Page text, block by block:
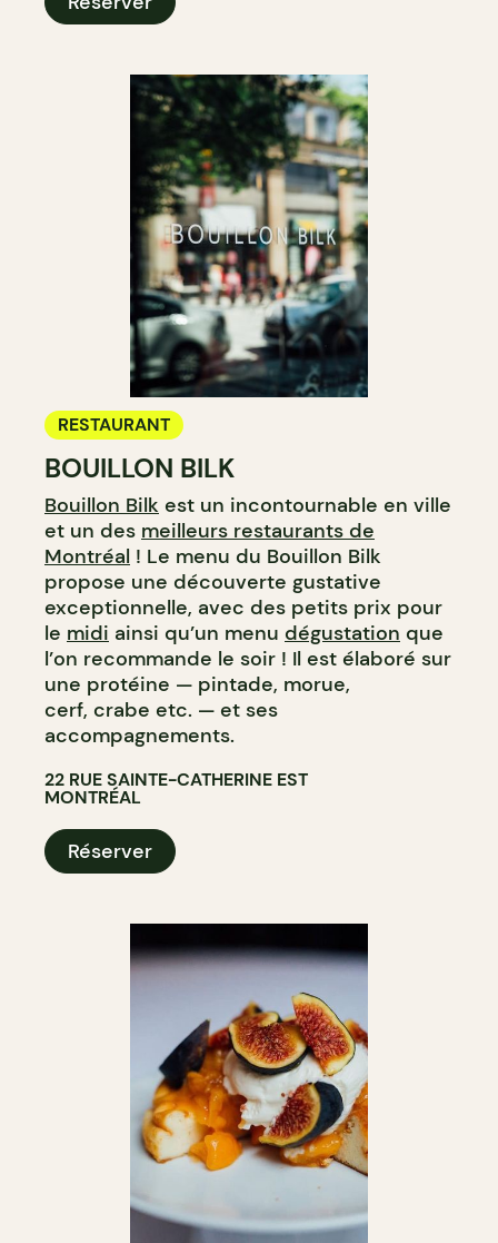
RESTAURANT
BOUILLON BILK
Bouillon Bilk est un incontournable en ville
et un des meilleurs restaurants de
Montréal ! Le menu du Bouillon Bilk
propose une découverte gustative
exceptionnelle, avec des petits prix pour
le midi ainsi qu’un menu dégustation que
l’on recommande le soir ! Il est élaboré sur
une protéine — pintade, morue,
cerf, crabe etc. — et ses
accompagnements.
22 RUE SAINTE-CATHERINE EST
MONTRÉAL
Réserver